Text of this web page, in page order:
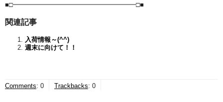
■□━━━━━━━━━━━━━━━━━━━□■
関連記事
入荷情報～(^^)
週末に向けて！！
Comments: 0 Trackbacks: 0